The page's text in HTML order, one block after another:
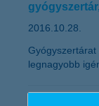
2016.10.28.
legnagyobb